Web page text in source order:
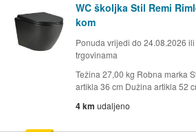
WC školjka Stil Remi
kom
Ponuda vrijedi do 24.08.2026
trgovinama
Težina 27,00 kg Robna marka
artikla 36 cm Dužina artikla 52
4 km udaljeno